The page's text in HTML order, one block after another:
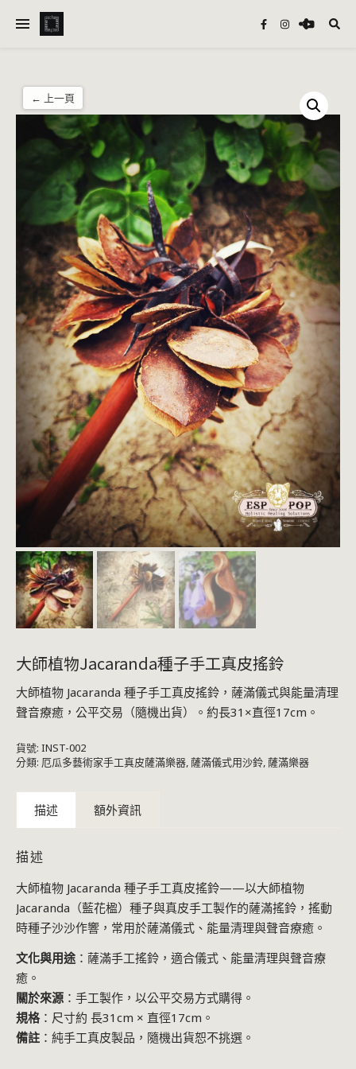
← 上一頁
大師植物Jacaranda種子手工真皮搖鈴
大師植物 Jacaranda 種子手工真皮搖鈴，薩滿儀式與能量清理
聲音療癒，公平交易（隨機出貨）。約長31×直徑17cm。
貨號: INST-002
分類: 厄瓜多藝術家手工真皮薩滿樂器,薩滿儀式用沙鈴,薩滿樂器
描述 額外資訊
描述
大師植物 Jacaranda 種子手工真皮搖鈴——以大師植物
Jacaranda（藍花楹）種子與真皮手工製作的薩滿搖鈴，搖動
時種子沙沙作響，常用於薩滿儀式、能量清理與聲音療癒。
文化與用途 ：薩滿手工搖鈴，適合儀式、能量清理與聲音療
癒。
關於來源 ：手工製作，以公平交易方式購得。
規格：尺寸約 長31cm × 直徑17cm。
備註 ：純手工真皮製品，隨機出貨恕不挑選。